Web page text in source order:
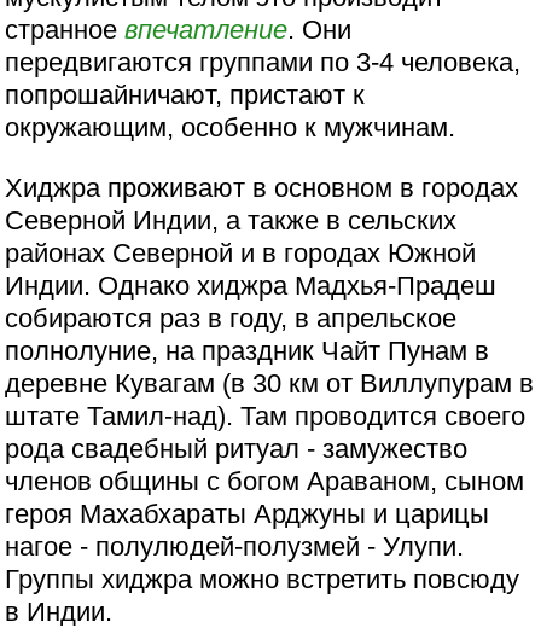
странноевпечатление. Они
передвигаются группами по 3-4 человека,
попрошайничают, пристают к
окружающим, особенно к мужчинам.
Хиджра проживают в основном в городах
Северной Индии, а также в сельских
районах Северной и в городах Южной
Индии. Однако хиджра Мадхья-Прадеш
собираются раз в году, в апрельское
полнолуние, на праздник Чайт Пунам в
деревне Кувагам (в 30 км от Виллупурам в
штате Тамил-над). Там проводится своего
рода свадебный ритуал - замужество
членов общины с богом Араваном, сыном
героя Махабхараты Арджуны и царицы
нагое - полулюдей-полузмей - Улупи.
Группы хиджра можно встретить повсюду
в Индии.